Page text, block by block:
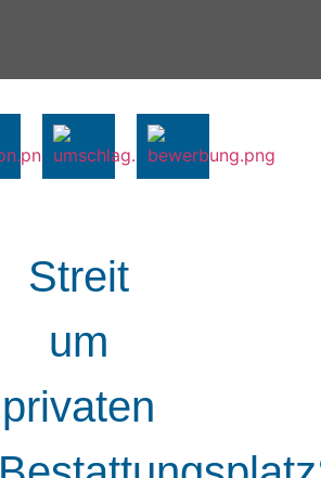
Streit
um
privaten